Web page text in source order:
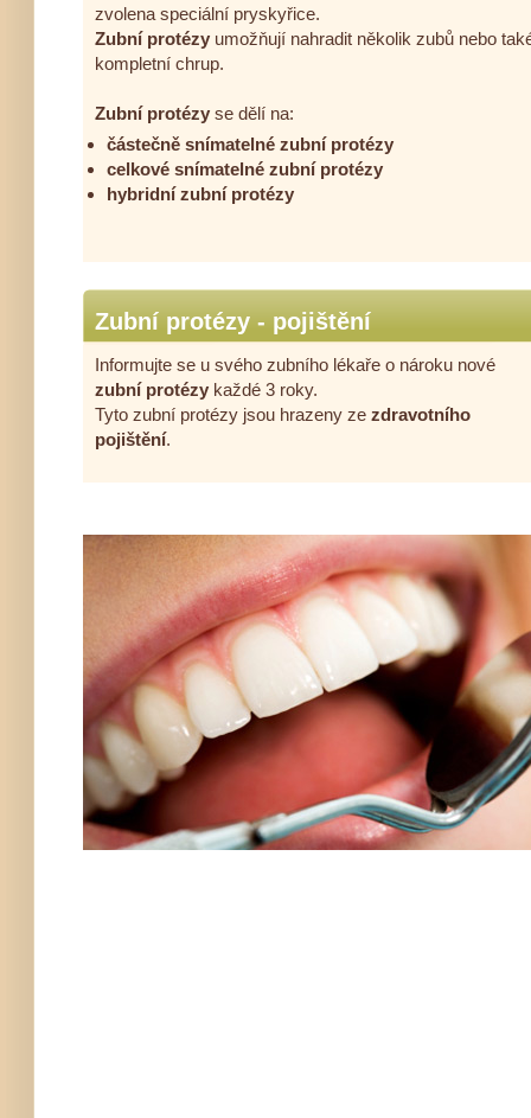
zvolena speciální pryskyřice.
Zubní protézy umožňují nahradit několik zubů nebo
kompletní chrup.
Zubní protézy se dělí na:
částečně snímatelné zubní protézy
celkové snímatelné zubní protézy
hybridní zubní protézy
Zubní protézy - pojištění
Informujte se u svého zubního lékaře o nároku nové
zubní protézy každé 3 roky.
Tyto zubní protézy jsou hrazeny ze zdravotního
pojištění.